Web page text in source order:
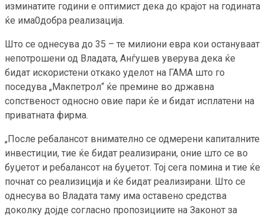
изминатите години е оптимист дека до крајот на годината
ќе има0добра реализација.
Што се однесува до 35 – те милиони евра кои остануваат
непотрошени од Владата, Анѓушев уверува дека ќе
бидат искористени откако уделот на ГАМА што го
поседува „Макпетрол“ ќе премине во државна
сопственост односно овие пари ќе и бидат исплатени на
приватната фирма.
„После ребалансот внимателно се одмерени капиталните
инвестиции, тие ќе бидат реализирани, оние што се во
буџетот и ребалансот на буџетот. Тој сега помина и тие ќе
почнат со реализиција и ќе бидат реализирани. Што се
однесува во Владата таму има оставено средства
доколку дојде согласно пропозициите на Законот за